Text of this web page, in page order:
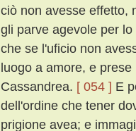
ciò non avesse effetto,
gli parve agevole per
che se l'uficio non
luogo a amore, e
Cassandrea. [ 054 ] E
dell'ordine che tener
prigione avea; e